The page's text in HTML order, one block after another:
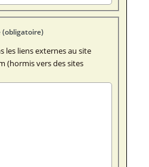
Texte de votre message (obligatoire)
les liens externes au site
(hormis vers des sites